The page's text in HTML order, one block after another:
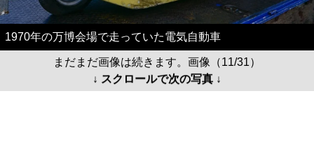
1970年の万博会場で走っていた電気自動車
まだまだ画像は続きます。画像（11/31）
↓ スクロールで次の写真 ↓